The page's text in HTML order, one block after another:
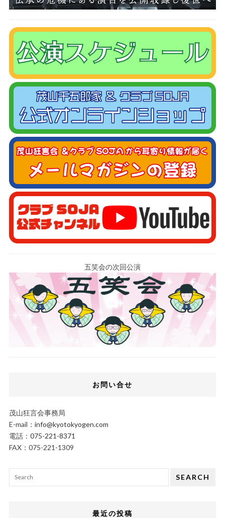
五笑会の次回公演
お問い合せ
茂山狂言会事務局
E-mail： info@kyotokyogen.com
電話： 075-221-8371
FAX：075-221-1309
SEARCH
最近の投稿